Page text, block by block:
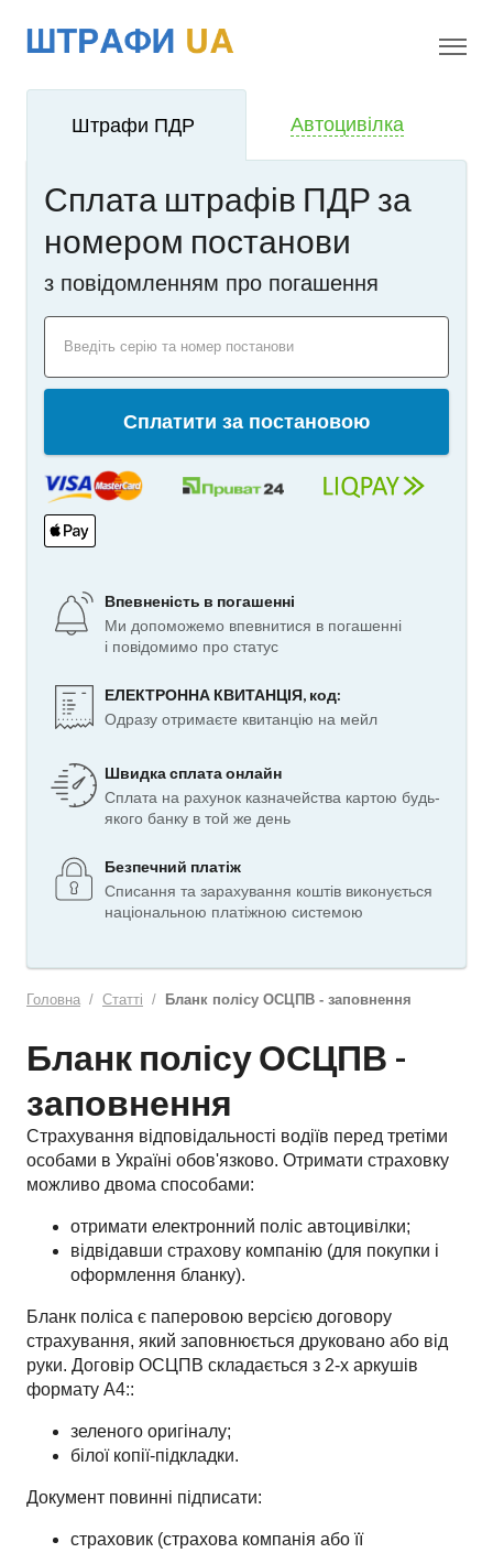
i!
Штрафи ПДР Автоцивілка
Сплата штрафів ПДР за
номером постанови
з повідомленням про погашення
Введіть серію та номер постанови
Сплатити за постановою
Впевненість в погашенні
Ми допоможемо впевнитися в погашенні
і повідомимо про статус
ЕЛЕКТРОННА КВИТАНЦІЯ, код:
Одразу отримаєте квитанцію на мейл
Швидка сплата онлайн
Сплата на рахунок казначейства картою будь-
якого банку в той же день
Безпечний платіж
Списання та зарахування коштів виконується
національною платіжною системою
Головна Статті Бланк полісу ОСЦПВ - заповнення
Бланк полісу ОСЦПВ -
заповнення
Страхування відповідальності водіїв перед третіми
особами в Україні обов'язково. Отримати страховку
можливо двома способами:
отримати електронний поліс автоцивілки;
відвідавши страхову компанію (для покупки і
оформлення бланку).
Бланк поліса є паперовою версією договору
страхування, який заповнюється друковано або від
руки. Договір ОСЦПВ складається з 2-х аркушів
формату А4::
зеленого оригіналу;
білої копії-підкладки.
Документ повинні підписати:
страховик (страхова компанія або її